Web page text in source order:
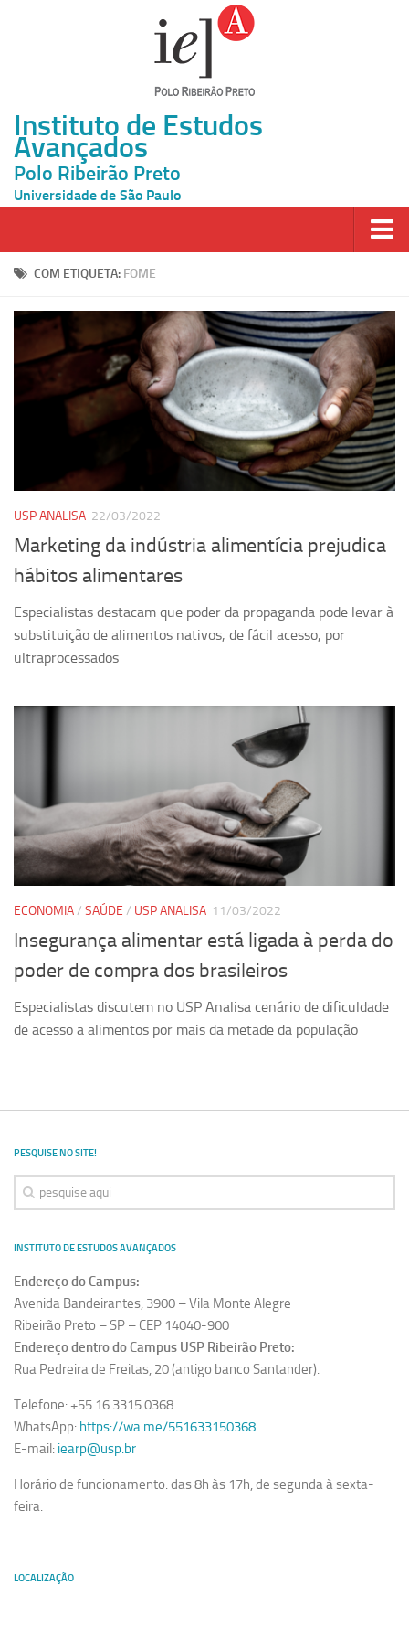
Instituto de Estudos
Avançados
Polo Ribeirão Preto
Universidade de São Paulo
Página Inicial
Inscrição
Atividades
Cátedras
Pesquisa
Grupos de Estudo
Grupo de Estudos Avançados em Tecnologia e Informação
em Saúde com foco em Populações Vulneráveis
Grupos de estudo encerrados
Grupos de Pesquisa
Grupo de Pesquisa GPUBLIC – Centro de Estudos em Gestão
e Políticas Públicas Contemporâneas
Grupos de pesquisa encerrados
Ano Sabático
Daniel Domingues dos Santos
Programas Ano Sabático Encerrados
Cíntia Rosa Pereira de Lima
Cristina Godoy Bernardo de Oliveira (FDRP)
Evandro Eduardo Seron Ruiz
Fabiana Cristina Severi (FDRP)
Fernando de Lima Caneppele
Professores Seniores Encerrados
Institucional
Equipe
Estrutura do polo
Espaço de Eventos
Projetos
Ciência com Pipoca
Ciência Por Elas
Pint of Science
Documentos
COM ETIQUETA: FOME
USP ANALISA 22/03/2022
Marketing da indústria alimentícia prejudica
hábitos alimentares
Especialistas destacam que poder da propaganda pode levar à
substituição de alimentos nativos, de fácil acesso, por
ultraprocessados
ECONOMIA/ SAÚDE / USP ANALISA 11/03/2022
Insegurança alimentar está ligada à perda do
poder de compra dos brasileiros
Especialistas discutem no USP Analisa cenário de dificuldade
de acesso a alimentos por mais da metade da população
PESQUISE NO SITE!
INSTITUTO DE ESTUDOS AVANÇADOS
Endereço do Campus:
Avenida Bandeirantes, 3900 – Vila Monte Alegre
Ribeirão Preto – SP – CEP 14040-900
Endereço dentro do Campus USP Ribeirão Preto:
Rua Pedreira de Freitas, 20 (antigo banco Santander).
Telefone: +55 16 3315.0368
WhatsApp: https://wa.me/551633150368
E-mail: iearp@usp.br
Horário de funcionamento: das 8h às 17h, de segunda à sexta-
feira.
LOCALIZAÇÃO